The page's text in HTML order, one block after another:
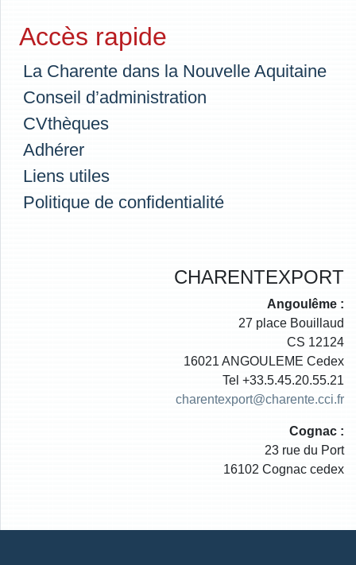
Accès rapide
La Charente dans la Nouvelle Aquitaine
Conseil d’administration
CVthèques
Adhérer
Liens utiles
Politique de confidentialité
CHARENTEXPORT
Angoulême :
27 place Bouillaud
CS 12124
16021 ANGOULEME Cedex
Tel +33.5.45.20.55.21
charentexport@charente.cci.fr
Cognac :
23 rue du Port
16102 Cognac cedex